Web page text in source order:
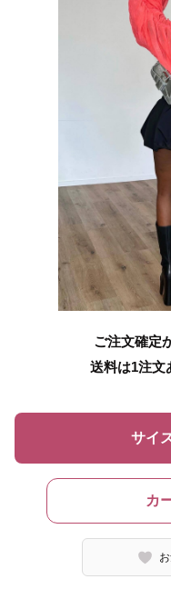
ご注文確定
送料は1注文
サイ
カ